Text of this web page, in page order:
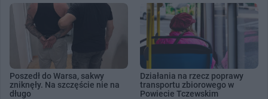
Poszedł do Warsa, sakwy
zniknęły. Na szczęście nie na
długo
Działania na rzecz poprawy
transportu zbiorowego w
Powiecie Tczewskim